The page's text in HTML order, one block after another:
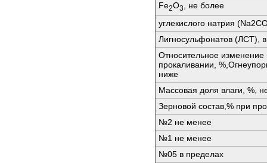
Fе2O3
, не более
углекислого натрия
Лигносульфонатов (ЛСТ),
Относительное
прокаливании,
ниже
Массовая доля влаги, %,
Зерновой состав,% при
№2 не менее
№1 не менее
№05 в пределах